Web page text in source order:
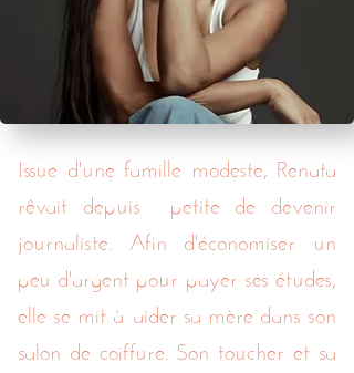
Issue d'une famille modeste, Renata
rêvait depuis petite de devenir
journaliste. Afin d'économiser un
peu d'argent pour payer ses études,
elle se mit à aider sa mère dans son
salon de coiffure. Son toucher et sa